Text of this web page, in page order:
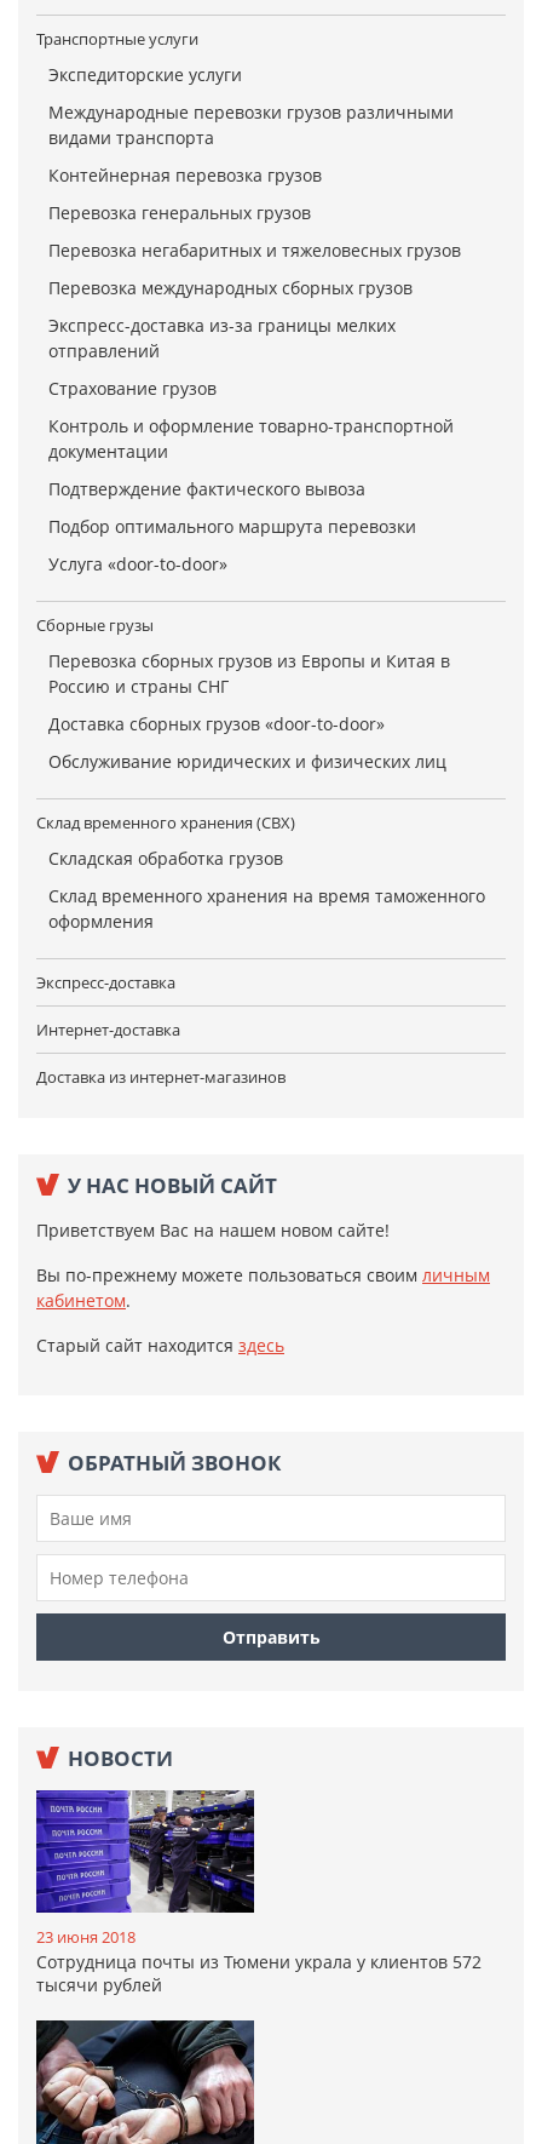
Транспортные услуги
Экспедиторские услуги
Международные перевозки грузов различными
видами транспорта
Контейнерная перевозка грузов
Перевозка генеральных грузов
Перевозка негабаритных и тяжеловесных грузов
Перевозка международных сборных грузов
Экспресс-доставка из-за границы мелких
отправлений
Страхование грузов
Контроль и оформление товарно-транспортной
документации
Подтверждение фактического вывоза
Подбор оптимального маршрута перевозки
Услуга «door-to-door»
Сборные грузы
Перевозка сборных грузов из Европы и Китая в
Россию и страны СНГ
Доставка сборных грузов «door-to-door»
Обслуживание юридических и физических лиц
Склад временного хранения (СВХ)
Складская обработка грузов
Склад временного хранения на время таможенного
оформления
Экспресс-доставка
Интернет-доставка
Доставка из интернет-магазинов
У НАС НОВЫЙ САЙТ
Приветствуем Вас на нашем новом сайте!
Вы по-прежнему можете пользоваться своим личным
кабинетом.
Старый сайт находится здесь
ОБРАТНЫЙ ЗВОНОК
НОВОСТИ
23 июня 2018
Сотрудница почты из Тюмени украла у клиентов 572
тысячи рублей